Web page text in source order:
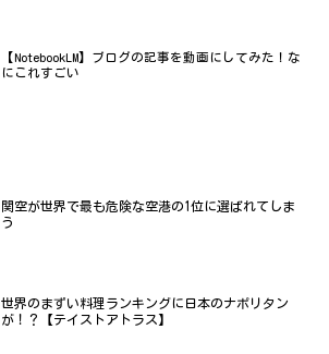
【NotebookLM】ブログの記事を動画にしてみた！な
にこれすごい
関空が世界で最も危険な空港の1位に選ばれてしま
う
世界のまずい料理ランキングに日本のナポリタン
が！？【テイストアトラス】